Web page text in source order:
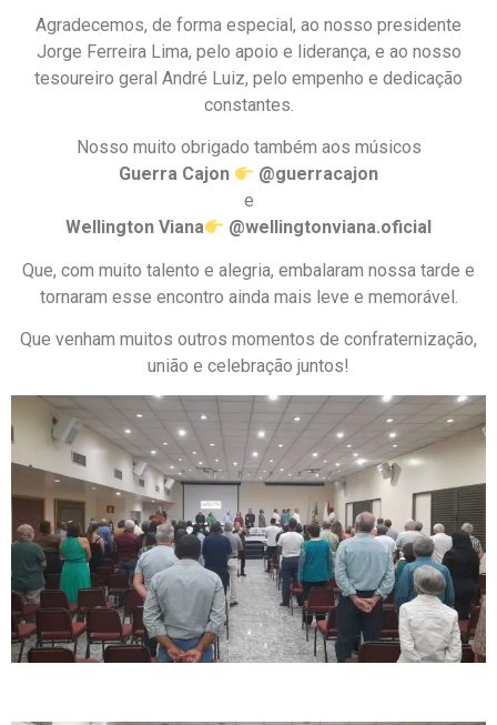
Agradecemos, de forma especial, ao nosso presidente
Jorge Ferreira Lima, pelo apoio e liderança, e ao nosso
tesoureiro geral André Luiz, pelo empenho e dedicação
constantes.
Nosso muito obrigado também aos músicos
Guerra Cajon
@guerracajon
e
Wellington Viana
@wellingtonviana.oficial
Que, com muito talento e alegria, embalaram nossa tarde e
tornaram esse encontro ainda mais leve e memorável.
Que venham muitos outros momentos de confraternização,
união e celebração juntos!